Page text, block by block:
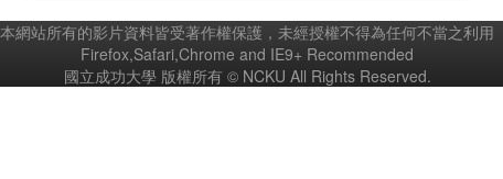
本網站所有的影片資料皆受著作權保護，未經授權不得為任何不當之利用
Firefox,Safari,Chrome and IE9+ Recommended
國立成功大學 版權所有 © NCKU All Rights Reserved.